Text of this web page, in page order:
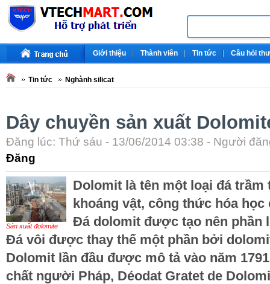
Giới thiệu Thành viên Tin tức Câu hỏi
Tin tức Nghành silicat
Dây chuyền sản xuất
Đăng lúc: Thứ sáu - 13/06/2014 03:38 - Người
Đăng
Sản xuất đolomite
Dolomit là tên một loại đá trầm
khoáng vật, công thức hóa học
Đá dolomit được tạo nên phần
Đá vôi được thay thế một phần bởi
Dolomit lần đầu được mô tả vào năm
chất người Pháp, Déodat Gratet de